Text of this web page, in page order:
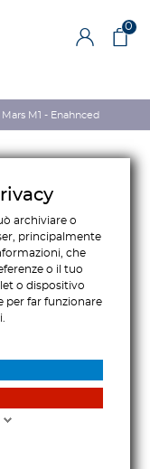
0
Mars M1 - Enahnced
archiviare o
principalmente
che
o il tuo
o dispositivo
per far funzionare